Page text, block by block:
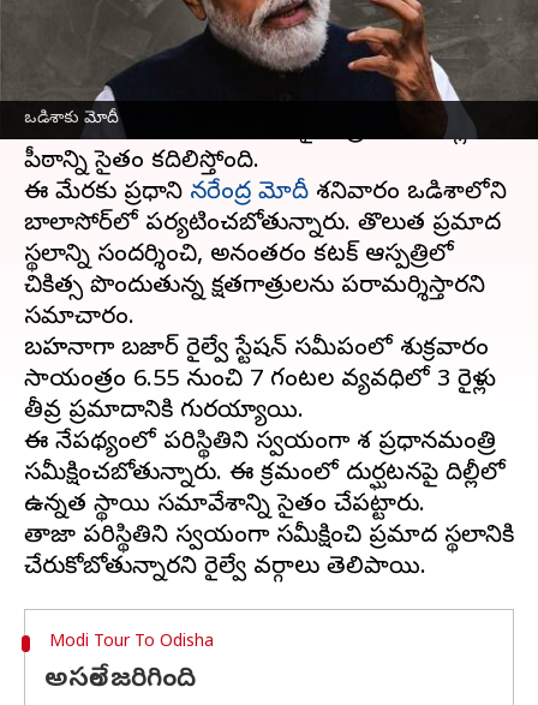
ఒడిశాకు మోదీ
ఈ వార్తాకథనం ఏంటి
దేశ చరిత్రలోనే అత్యంత దారుణమైన రైలు దుర్ఘటనల్లో
ఒకటిగా నిలిచినఒడిశాఘోర రైలు ప్రమాదం దిల్లీ
పీఠాన్ని సైతం కదిలిస్తోంది.
ఈ మేరకు ప్రధాని నరేంద్ర మోదీ శనివారం ఒడిశాలోని
బాలాసోర్‌లో పర్యటించబోతున్నారు. తొలుత ప్రమాద
స్థలాన్ని సందర్శించి, అనంతరం కటక్ ఆస్పత్రిలో
చికిత్స పొందుతున్న క్షతగాత్రులను పరామర్శిస్తారని
సమాచారం.
బహనాగా బజార్ రైల్వే స్టేషన్ సమీపంలో శుక్రవారం
సాయంత్రం 6.55 నుంచి 7 గంటల వ్యవధిలో 3 రైళ్లు
తీవ్ర ప్రమాదానికి గురయ్యాయి.
ఈ నేపథ్యంలో పరిస్థితిని స్వయంగా దేశ ప్రధానమంత్రి
సమీక్షించబోతున్నారు. ఈ క్రమంలో దుర్ఘటనపై దిల్లీలో
ఉన్నత స్థాయి సమావేశాన్ని సైతం చేపట్టారు.
తాజా పరిస్థితిని స్వయంగా సమీక్షించి ప్రమాద స్థలానికి
Modi Tour To Odisha
అసలేం జరిగింది